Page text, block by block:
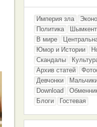
Империя зла
Политика
Шымкент
В мире
Юмор и Истории
Скандалы
Архив статей
Девчонки
Download
Блоги
Гостевая